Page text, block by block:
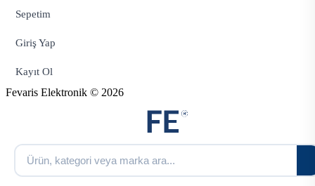
Sepetim
Giriş Yap
Kayıt Ol
Fevaris Elektronik © 2026